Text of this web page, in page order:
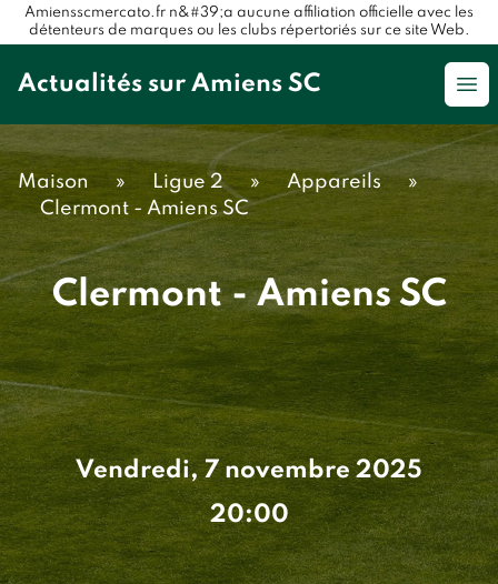
Amiensscmercato.fr n&#39;a aucune affiliation officielle avec les
détenteurs de marques ou les clubs répertoriés sur ce site Web.
Actualités sur Amiens SC
Maison » Ligue 2 » Appareils
»
Clermont - Amiens SC
Clermont - Amiens SC
Vendredi, 7 novembre 2025
20:00